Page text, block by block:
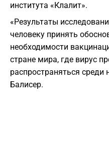
института «Клалит».
«Результаты
человеку принять
необходимости
стране мира, где вирус
распространяться среди
Балисер.